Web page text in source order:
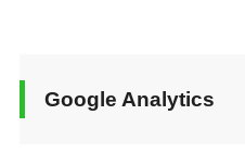
Google Analytics